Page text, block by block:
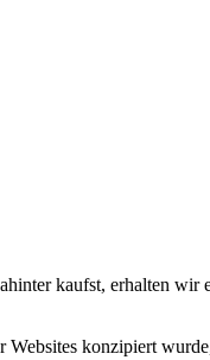
kaufst, erhalten
konzipiert